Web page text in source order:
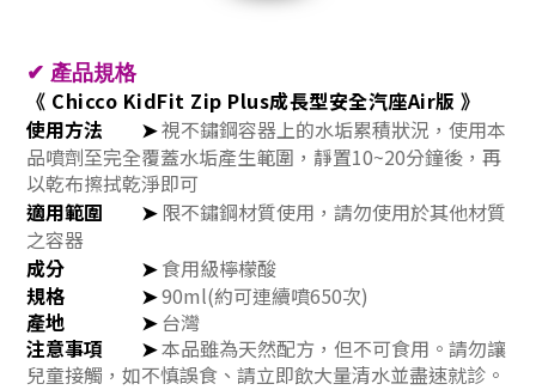
✔ 產品規格
《 Chicco KidFit Zip Plus成長型安全汽座Air版 》
使用方法
➤視不鏽鋼容器上的水垢累積狀況，使用本
品噴劑至完全覆蓋水垢產生範圍，靜置10~20分鐘後，再
以乾布擦拭乾淨即可
適用範圍
➤ 限不鏽鋼材質使用，請勿使用於其他材質
之容器
成分
➤食用級檸檬酸
規格
➤90ml(約可連續噴650次)
產地
➤台灣
注意事項
➤本品雖為天然配方，但不可食用。請勿讓
兒童接觸，如不慎誤食、請立即飲大量清水並盡速就診。